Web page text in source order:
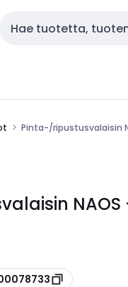
Haku
Pinta-/ripustusvalaisin
NAOS